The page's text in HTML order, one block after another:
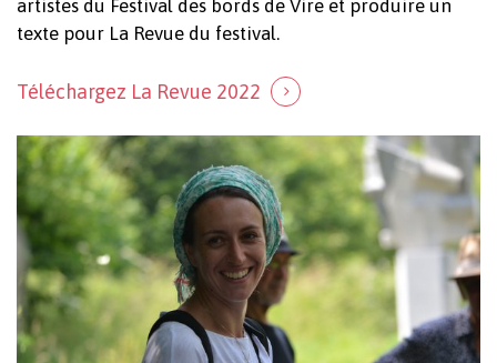
artistes du Festival des bords de Vire et produire un
texte pour La Revue du festival.
Téléchargez La Revue 2022